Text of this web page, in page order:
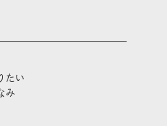
たい
み